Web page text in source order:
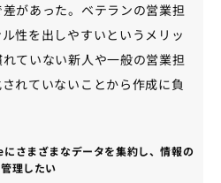
があった。ベテランの営業担
性を出しやすいというメリッ
ていない新人や一般の営業担
れていないことから作成に負
さまざまなデータを集約し、情報の
理したい